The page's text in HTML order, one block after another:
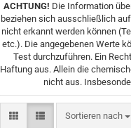
ACHTUNG! Die Information
beziehen sich ausschließlich
nicht erkannt werden können
etc.). Die angegebenen Werte
Test durchzuführen. Ein
Haftung aus. Allein die
nicht aus.
Sortieren nach
Sortieren nach